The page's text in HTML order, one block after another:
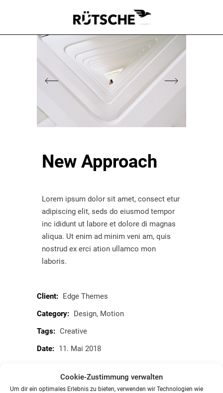
Cookie-Zustimmung verwalten
Um dir ein optimales Erlebnis zu bieten, verwenden wir Technologien wie
New Approach
Lorem ipsum dolor sit amet, consect etur
adipiscing elit, seds do eiusmod tempor
inc ididunt ut labore et dolore di magnas
aliqua. Ut enim ad minim veni am, quis
nostrud ex erci ation ullamco mon
laboris.
Client: Edge Themes
Category: Design Motion
Tags: Creative
Date: 11. Mai 2018
www.beehance.net